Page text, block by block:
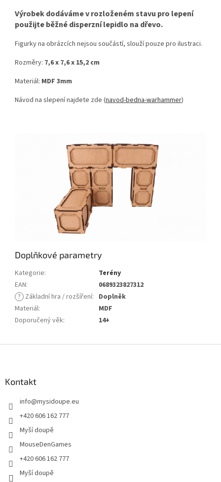
Výrobek dodáváme v rozloženém stavu pro lepení
použijte běžné disperzní lepidlo na dřevo.
Figurky na obrázcích nejsou součástí, slouží pouze pro ilustraci.
Rozměry: 7,6 x 7,6 x 15,2 cm
Materiál: MDF 3mm
Návod na slepení najdete zde (navod-bedna-warhammer)
Doplňkové parametry
Kategorie:
Terény
EAN:
0689323827312
? Základní hra / rozšíření: Doplněk
Materiál:
MDF
Doporučený věk: 14+
Kontakt
info@mysidoupe.eu
+420 606 162 777
Myší doupě
MouseDenGames
+420 606 162 777
Myší doupě